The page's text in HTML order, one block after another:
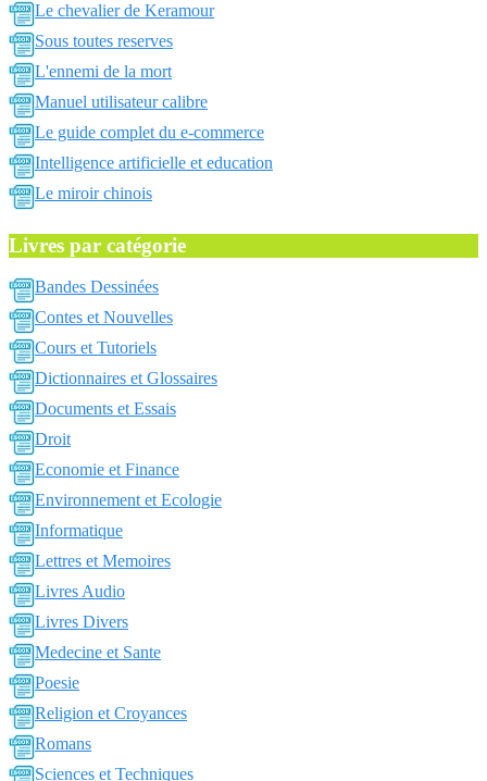
Le chevalier de Keramour
Sous toutes reserves
L'ennemi de la mort
Manuel utilisateur calibre
Le guide complet du e-commerce
Intelligence artificielle et education
Le miroir chinois
Livres par catégorie
Bandes Dessinées
Contes et Nouvelles
Cours et Tutoriels
Dictionnaires et Glossaires
Documents et Essais
Droit
Economie et Finance
Environnement et Ecologie
Informatique
Lettres et Memoires
Livres Audio
Livres Divers
Medecine et Sante
Poesie
Religion et Croyances
Romans
Sciences et Techniques